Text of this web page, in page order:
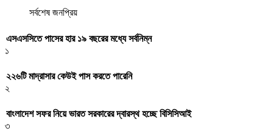
সর্বশেষ জনপ্রিয়
এসএসসিতে পাসের হার ১৯ বছরের মধ্যে সর্বনিম্ন
১
২২৬টি মাদ্রাসার কেউই পাস করতে পারেনি
২
বাংলাদেশ সফর নিয়ে ভারত সরকারের দ্বারস্থ হচ্ছে বিসিসিআই
৩